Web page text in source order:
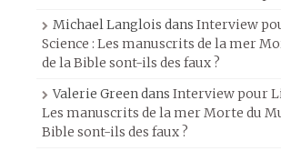
Michael Langlois dans Interview
Science : Les manuscrits de la mer
de la Bible sont-ils des faux ?
Valerie Green dans Interview pour
Les manuscrits de la mer Morte du
Bible sont-ils des faux ?